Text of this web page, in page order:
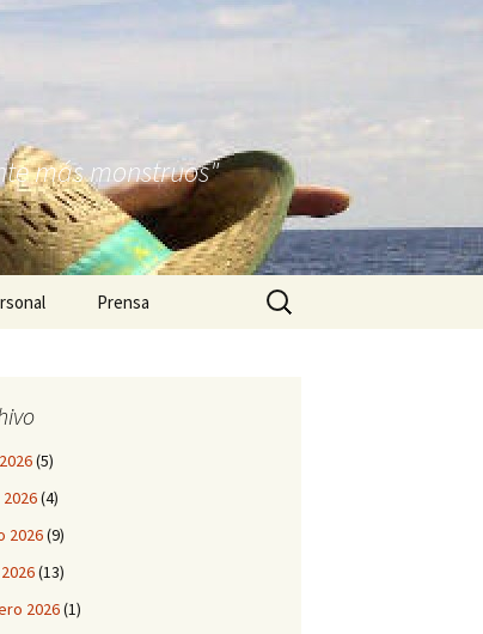
más monstruos"
Prensa Buscar:
(5)
(4)
2026(9)
(13)
2026(1)